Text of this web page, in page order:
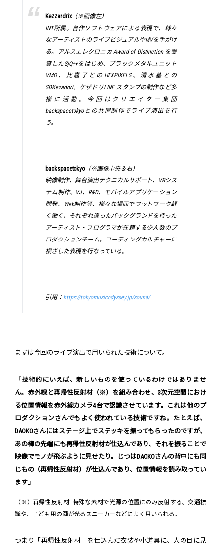
Kezzardrix（※画像左）
INT所属。自作ソフトウェアによる表現で、様々
なアーティストのライブビジュアルやMVを手がけ
る。アルスエレクロニカ Award of Distinction を受
賞したSjQ++をはじめ、ブラックメタルユニット
VMO、比嘉了とのHEXPIXELS、清水基との
SDKezadori、ケザドリLINE スタンプの制作など多
様に活動。今回はクリエイター集団
backspacetokyoとの共同制作でライブ演出を行
う。
backspacetokyo（※画像中央＆右）
映像制作、舞台演出テクニカルサポート、VRシス
テム制作、VJ、R&D、モバイルアプリケーション
開発、Web制作等、様々な場面でフットワーク軽
く働く、それぞれ違ったバックグランドを持った
アーティスト・プログラマが在籍する少人数のプ
ロダクションチーム。コーディングカルチャーに
根ざした表現を行なっている。
引用： https://tokyomusicodyssey.jp/sound/
まずは今回のライブ演出で用いられた技術について。
「技術的にいえば、新しいものを使っているわけではありませ
ん。赤外線と再帰性反射材（※）を組み合わせ、3次元空間におけ
る位置情報を赤外線カメラ4台で認識させています。これは他のプ
ロダクションさんでもよく使われている技術ですね。たとえば、
DAOKOさんにはステージ上でステッキを振ってもらったのですが、
あの棒の先端にも再帰性反射材が仕込んであり、それを振ることで
映像でモノが飛ぶように見せたり。じつはDAOKOさんの背中にも同
じもの（再帰性反射材）が仕込んであり、位置情報を読み取ってい
ます」
（※）再帰性反射材…特殊な素材で光源の位置にのみ反射する。交通標
識や、子ども用の踵が光るスニーカーなどによく用いられる。
つまり「再帰性反射材」を仕込んだ衣装や小道具に、人の目に見